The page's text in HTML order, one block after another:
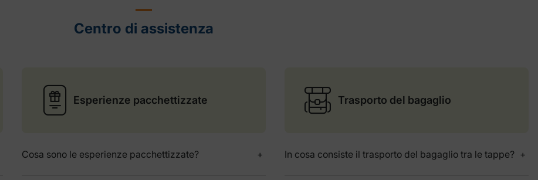
Centro di assistenza
Esperienze pacchettizzate
Cosa sono le esperienze pacchettizzate?
Trasporto del bagaglio
In cosa consiste il trasporto del bagaglio tra le tappe?